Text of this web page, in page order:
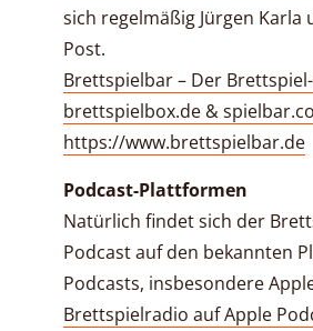
sich regelmäßig Jürgen Karla
Post.
Brettspielbar – Der
brettspielbox.de &
https://www.brettspielbar.de
Podcast-Plattformen
Natürlich findet sich der
Podcast auf den bekannten
Podcasts, insbesondere
Brettspielradio auf Apple